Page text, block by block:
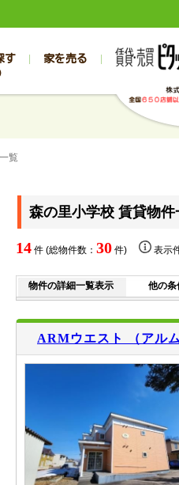
帯広の売買物件一覧
帯広の土地
帯広
帯広
す
旭川の売買物件一覧
旭川の土地
旭川
旭川
家を売る
スタッフブログ
売却のお問合せ
覧
森の里小学校 賃貸物件
14 件 (総物件数： 30 件) 表示
物件の詳細一覧表示 他の条
ARMウエスト （アル